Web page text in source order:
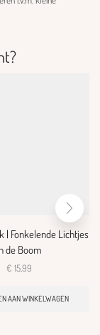
| Fonkelende Lichtjes
de Boom
€ 15,99
AAN WINKELWAGEN